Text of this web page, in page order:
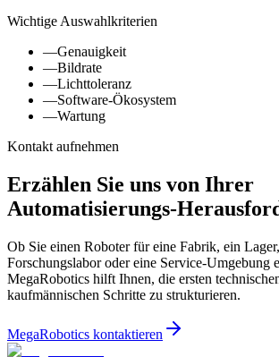
Wichtige Auswahlkriterien
—Genauigkeit
—Bildrate
—Lichttoleranz
—Software-Ökosystem
—Wartung
Kontakt aufnehmen
Erzählen Sie uns von Ihrer
Automatisierungs-
Ob Sie einen Roboter für eine Fabrik, ein
Forschungslabor oder eine Service-
MegaRobotics hilft Ihnen, die ersten
kaufmännischen Schritte zu strukturieren.
MegaRobotics kontaktieren